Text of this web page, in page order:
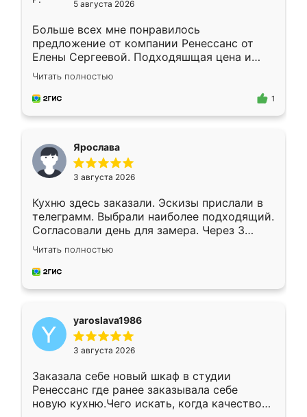
5 августа 2026
Больше всех мне понравилось
предложение от компании Ренессанс от
Елены Сергеевой. Подходяшщая цена и
короткие сроки изготовления. Приехавший
для замера сотрудник Владислав
предложил по моему эскизу самый
Читать полностью
1
Ярослава
3 августа 2026
Кухню здесь заказали. Эскизы прислали в
телеграмм. Выбрали наиболее подходящий.
Согласовали день для замера. Через 3
недели кухня была уже готова. Остались
довольны работой. Спасибо Ренессанс
мебель за качественную работу!
Читать полностью
yaroslava1986
3 августа 2026
Заказала себе новый шкаф в студии
Ренессанс где ранее заказывала себе
новую кухню.Чего искать, когда качеством